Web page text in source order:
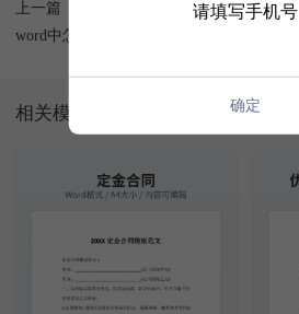
上一篇
word中怎么插入另外一个word文档
相关模板
请填写手机号
确定